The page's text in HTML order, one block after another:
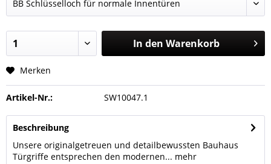
In den Warenkorb
Merken
Artikel-Nr.: SW10047.1
Beschreibung
Unsere originalgetreuen und detailbewussten Bauhaus
Türgriffe entsprechen den modernen... mehr